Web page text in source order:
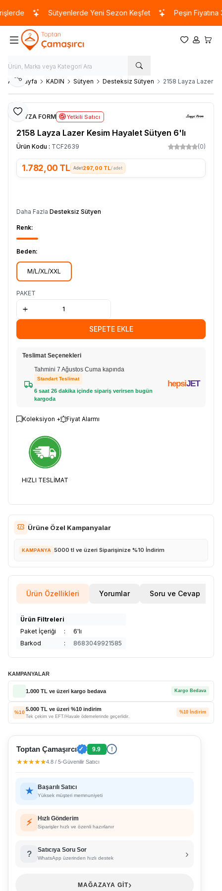
Sütyenlerde Yeni Sezon Keşfet Peşin Fiyatına
Favorilerim
Hesabım
Ana Sayfa KADIN Sütyen Desteksiz Sütyen 2158 Layza Lazer
Favoriye Ekle
Paylaş
LAYZA FORM Yetkili Satıcı
2158 Layza Lazer Kesim Hayalet Sütyen 6'lı
Ürün Kodu : TCF2639 (0)
1.782,00 TL 297,00 TL/ adet
Daha Fazla Desteksiz Sütyen
Renk:
Beden:
M/L/XL/XXL
PAKET
SEPETE EKLE
Teslimat Seçenekleri
Tahmini 7 Ağustos Cuma kapında
Standart Teslimat
6 saat 26 dakika içinde sipariş verirsen bugün
kargoda
hepsiJET
Koleksiyon + Fiyat Alarmı
HIZLI TESLİMAT
Ürüne Özel Kampanyalar
KAMPANYA 5000 tl ve üzeri Siparişinize %10 İndirim
Ürün Özellikleri Yorumlar Soru ve Cevap
Ürün Filtreleri
Paket İçeriği
:
6'lı
Barkod
: 8683049921585
KAMPANYALAR
1.000 TL ve üzeri kargo bedava Kargo Bedava
%10
5.000 TL ve üzeri %10 indirim
Tek çekim ve EFT/Havale ödemelerinde geçerlidir.
%10 İndirim
Toptan Çamaşırcı ✓ 9.9 !
★★★★★4.8 / 5•Güvenilir Satıcı
★ Başarılı Satıcı
Yüksek müşteri memnuniyeti
⚡ Hızlı Gönderim
Siparişler hızlı ve özenli hazırlanır
? Satıcıya Soru Sor
WhatsApp üzerinden hızlı destek ›
MAĞAZAYA GİT›